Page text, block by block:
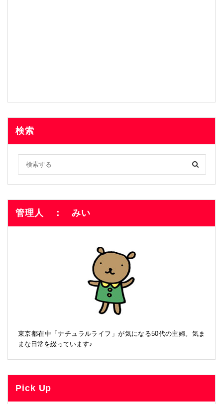
検索
管理人 ： みい
東京都在中「ナチュラルライフ」が気になる50代の主婦。気ま
まな日常を綴っています♪
Pick Up